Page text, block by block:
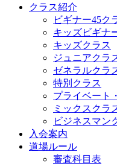
クラス紹介
ビギナー45ク
キッズビギナ
キッズクラス
ジュニアクラ
ゼネラルクラ
特別クラス
プライベート
ミックスクラ
ビジネスマン
入会案内
道場ルール
審査科目表